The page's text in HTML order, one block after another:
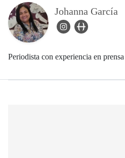
Johanna García
instagram Icon
user_url Icon
Periodista con experiencia en